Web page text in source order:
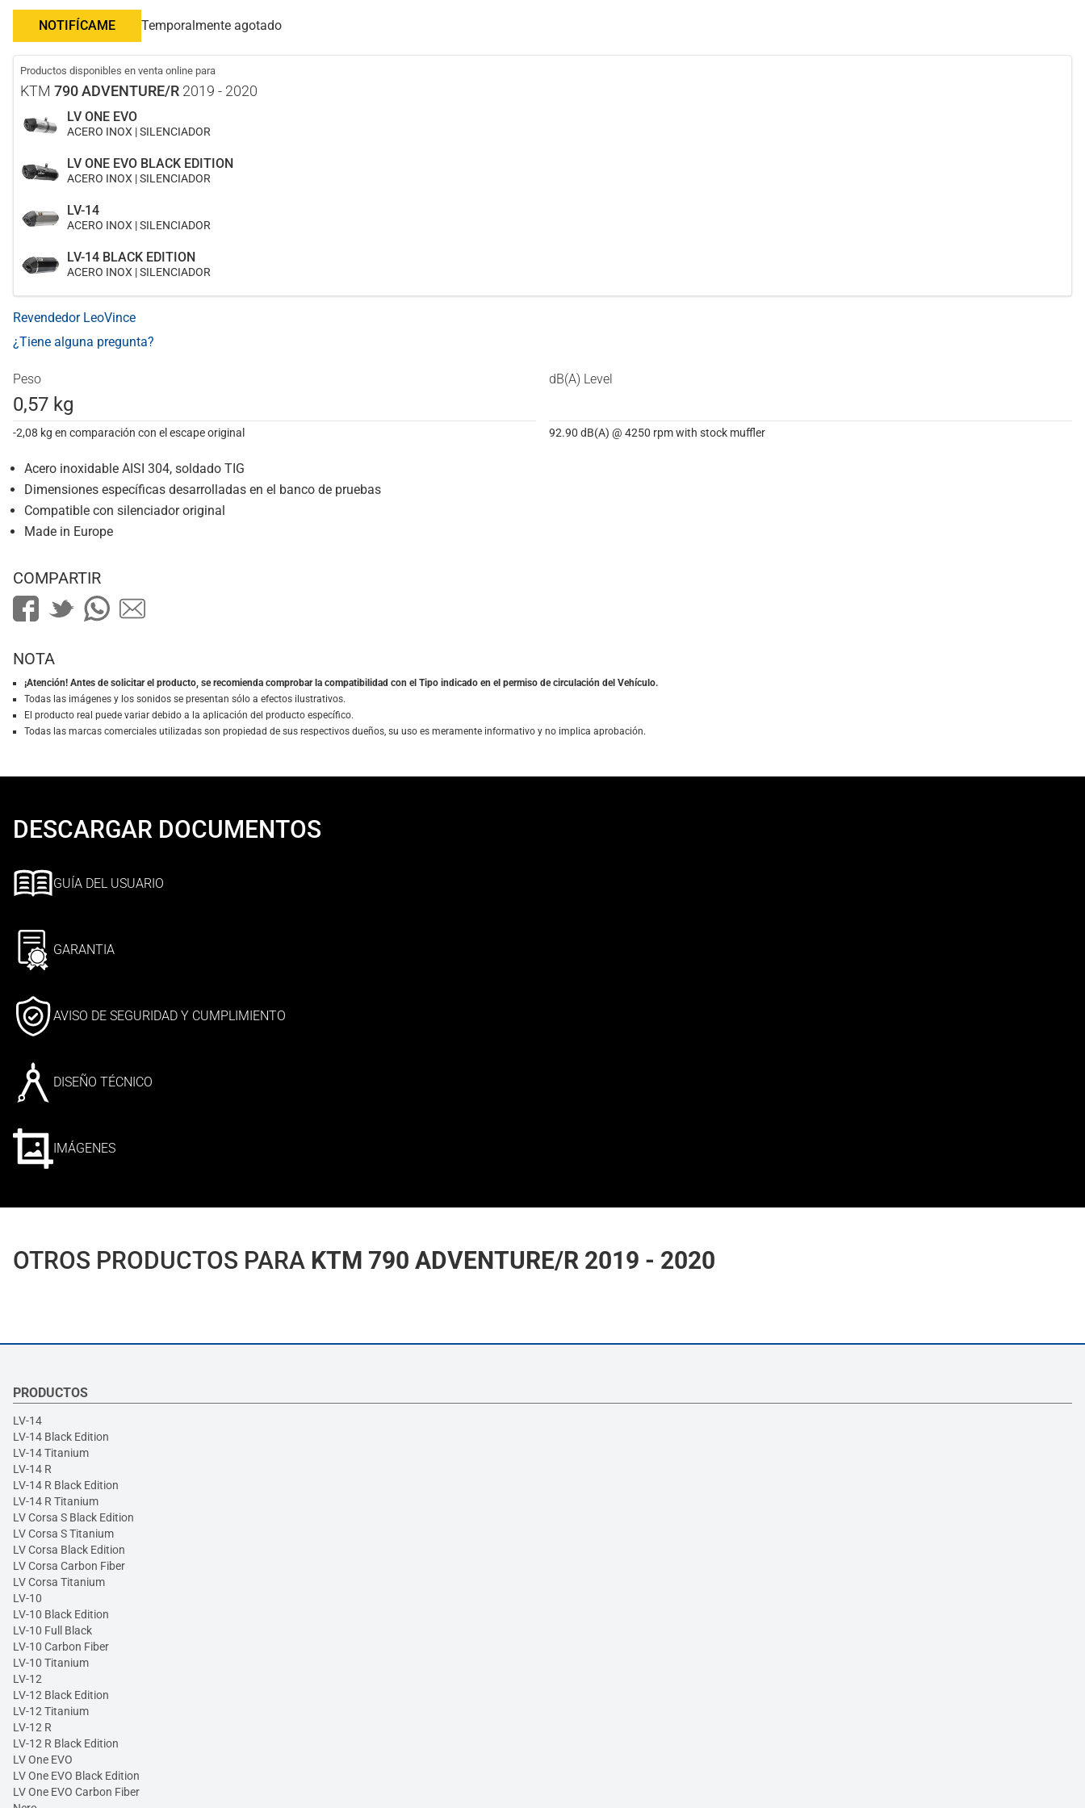
NOTIFÍCAME Temporalmente agotado
Productos disponibles en venta online para
KTM 790 ADVENTURE/R 2019 - 2020
LV ONE EVO
ACERO INOX | SILENCIADOR
LV ONE EVO BLACK EDITION
ACERO INOX | SILENCIADOR
LV-14
ACERO INOX | SILENCIADOR
LV-14 BLACK EDITION
ACERO INOX | SILENCIADOR
Revendedor LeoVince
¿Tiene alguna pregunta?
Peso
0,57 kg
-2,08 kg en comparación con el escape original
dB(A) Level
92.90 dB(A) @ 4250 rpm with stock muffler
Acero inoxidable AISI 304, soldado TIG
Dimensiones específicas desarrolladas en el banco de pruebas
Compatible con silenciador original
Made in Europe
COMPARTIR
NOTA
¡Atención! Antes de solicitar el producto, se recomienda comprobar la compatibilidad con el Tipo indicado en el permiso de circulación del Vehículo.
Todas las imágenes y los sonidos se presentan sólo a efectos ilustrativos.
El producto real puede variar debido a la aplicación del producto específico.
Todas las marcas comerciales utilizadas son propiedad de sus respectivos dueños, su uso es meramente informativo y no implica aprobación.
DESCARGAR DOCUMENTOS
GUÍA DEL USUARIO
GARANTIA
AVISO DE SEGURIDAD Y CUMPLIMIENTO
DISEÑO TÉCNICO
IMÁGENES
OTROS PRODUCTOS PARA KTM 790 ADVENTURE/R 2019 - 2020
PRODUCTOS
LV-14
LV-14 Black Edition
LV-14 Titanium
LV-14 R
LV-14 R Black Edition
LV-14 R Titanium
LV Corsa S Black Edition
LV Corsa S Titanium
LV Corsa Black Edition
LV Corsa Carbon Fiber
LV Corsa Titanium
LV-10
LV-10 Black Edition
LV-10 Full Black
LV-10 Carbon Fiber
LV-10 Titanium
LV-12
LV-12 Black Edition
LV-12 Titanium
LV-12 R
LV-12 R Black Edition
LV One EVO
LV One EVO Black Edition
LV One EVO Carbon Fiber